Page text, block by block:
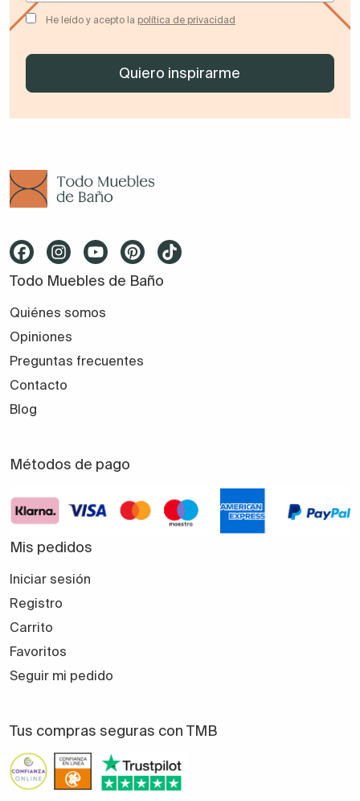
He leído y acepto la política de privacidad
Todo Muebles de Baño
Quiénes somos
Opiniones
Preguntas frecuentes
Contacto
Blog
Métodos de pago
Mis pedidos
Iniciar sesión
Registro
Carrito
Favoritos
Seguir mi pedido
Tus compras seguras con TMB